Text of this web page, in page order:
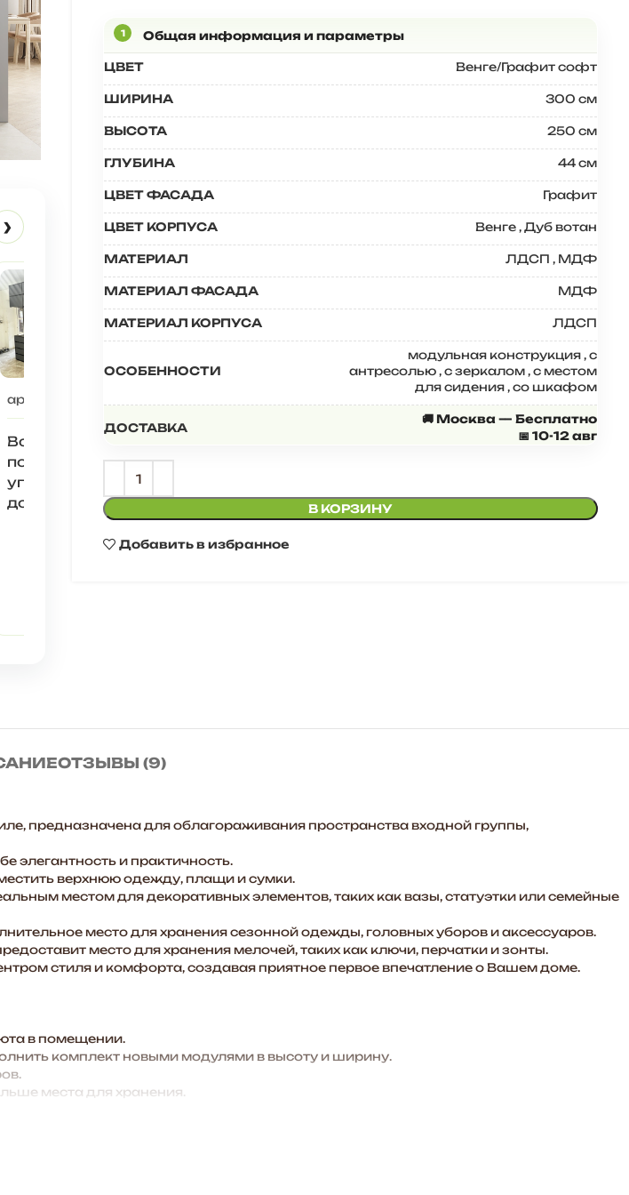
›
артём п.
Все
понравилось ,
упаковано и
доставлено
Любовь Т.
Фото от
покупателя
прихожая,
вместительная,
но есть нюанс,
в шкафу под
дверей всего
шубы не
ЦВЕТ Венге/Графит софт
ШИРИНА 300 см
ВЫСОТА 250 см
ГЛУБИНА 44 см
ЦВЕТ ФАСАДА Графит
ЦВЕТ КОРПУСА Венге,Дуб вотан
МАТЕРИАЛ ЛДСП , МДФ
МАТЕРИАЛ ФАСАДА МДФ
МАТЕРИАЛ КОРПУСА ЛДСП
ОСОБЕННОСТИ
модульная конструкция,с
антресолью,с зеркалом,с местом
для сидения,со шкафом
ДОСТАВКА
🚚 Москва — Бесплатно
📅 10-12 авг
В КОРЗИНУ
Добавить в избранное
ОТЗЫВЫ (9)
предназначена для облагораживания пространства входной группы,
элегантность и практичность.
верхнюю одежду, плащи и сумки.
местом для декоративных элементов, таких как вазы, статуэтки или семейные
место для хранения сезонной одежды, головных уборов и аксессуаров.
место для хранения мелочей, таких как ключи, перчатки и зонты.
стиля и комфорта, создавая приятное первое впечатление о Вашем доме.
в помещении.
комплект новыми модулями в высоту и ширину.
места для хранения.